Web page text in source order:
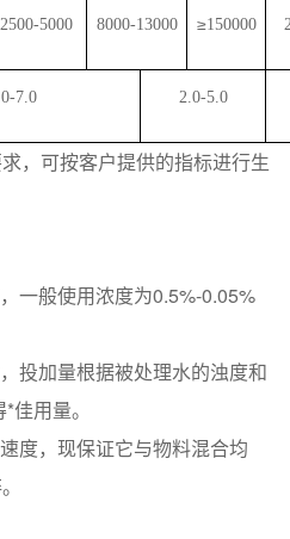
2500-5000 8000-13000 ≥150000
7.0 2.0-5.0
，可按客户提供的指标进行生
一般使用浓度为0.5%-0.05%
投加量根据被处理水的浊度和
用量。
度，现保证它与物料混合均